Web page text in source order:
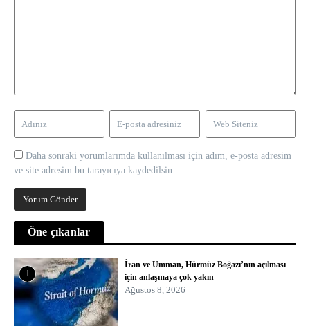
Daha sonraki yorumlarımda kullanılması için adım, e-posta adresim
ve site adresim bu tarayıcıya kaydedilsin.
Öne çıkanlar
1
İran ve Umman, Hürmüz Boğazı’nın açılması
için anlaşmaya çok yakın
Ağustos 8, 2026